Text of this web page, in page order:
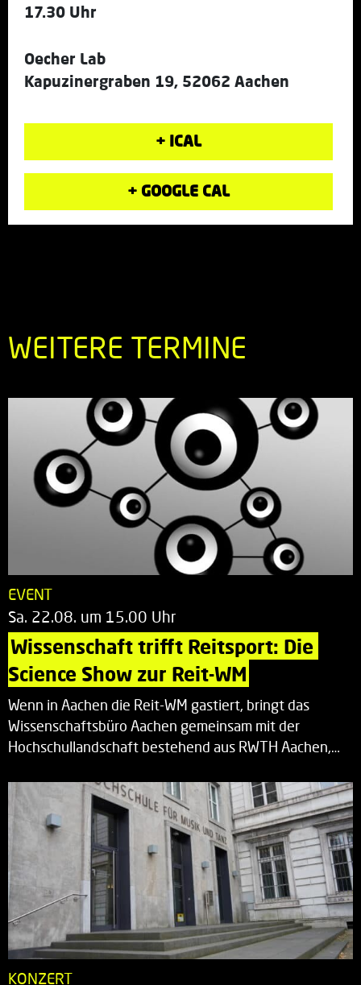
17.30 Uhr
Oecher Lab
Kapuzinergraben 19, 52062 Aachen
+ ICAL
+ GOOGLE CAL
WEITERE TERMINE
EVENT
Sa. 22.08. um 15.00 Uhr
Wissenschaft trifft Reitsport: Die
Science Show zur Reit-WM
Wenn in Aachen die Reit-WM gastiert, bringt das
Wissenschaftsbüro Aachen gemeinsam mit der
Hochschullandschaft bestehend aus RWTH Aachen,…
KONZERT